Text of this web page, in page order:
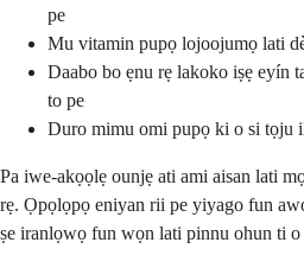
pe
Mu vitamin pupọ lojoojumọ lati
Daabo bo ẹnu rẹ lakoko iṣẹ eyín
to pe
Duro mimu omi pupọ ki o si tọju
Pa iwe-akọọlẹ ounjẹ ati ami aisan lati
rẹ. Ọpọlọpọ eniyan rii pe yiyago fun
ṣe iranlọwọ fun wọn lati pinnu ohun ti